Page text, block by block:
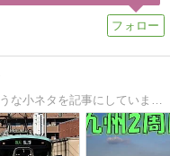
電車の写真載せたりちょっと面白そうな小ネタを記事にしています！